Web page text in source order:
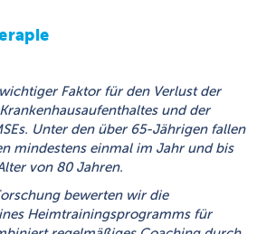
Faktor für den Verlust der
und der
Unter den über 65-Jährigen fallen
mindestens einmal im Jahr und bis
von 80 Jahren.
bewerten wir die
Heimtrainingsprogramms für